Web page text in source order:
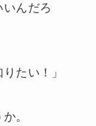
いんだろ
たい！」
。